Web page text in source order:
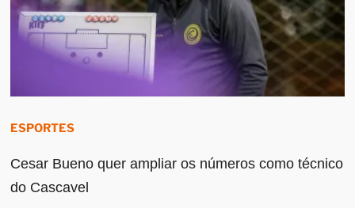
ESPORTES
Cesar Bueno quer ampliar os números como técnico
do Cascavel